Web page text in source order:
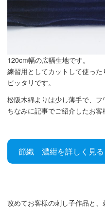
120cm幅の広幅生地です。
練習用としてカットして使っ
ピッタリです。
松阪木綿よりは少し薄手で、フ
ちなみに記事でご紹介したお客
節織 濃紺を詳しく見る
改めてお客様の刺し子作品と